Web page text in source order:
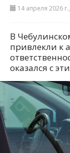
14 апреля 2026
В
привлекли к
оказался с